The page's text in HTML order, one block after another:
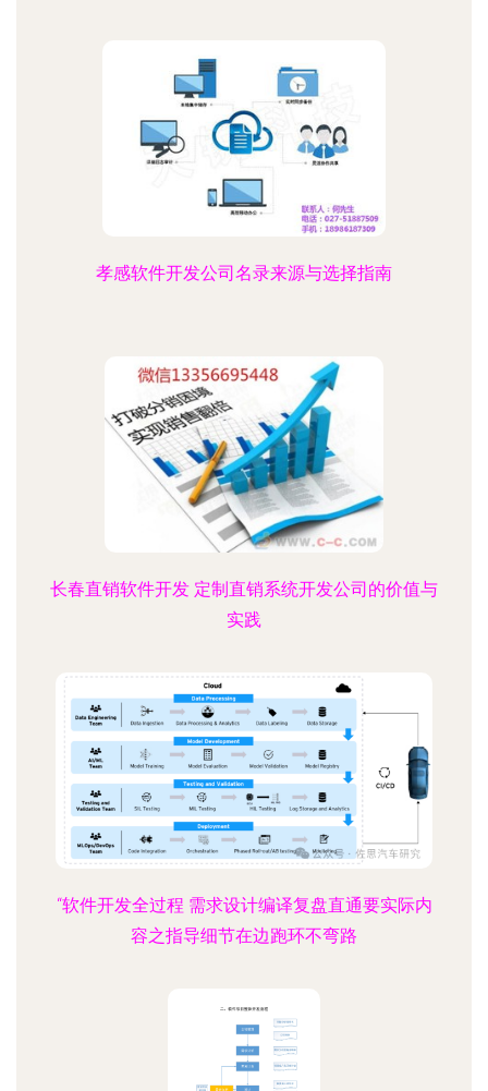
孝感软件开发公司名录来源与选择指南
长春直销软件开发 定制直销系统开发公司的价值与
实践
“软件开发全过程 需求设计编译复盘直通要实际内
容之指导细节在边跑环不弯路